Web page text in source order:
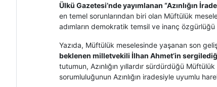
Ülkü Gazetesi’nde yayımlanan “Azınlığın
en temel sorunlarından biri olan Müftülük
adımların demokratik temsil ve inanç
Yazıda, Müftülük meselesinde yaşanan son
beklenen milletvekili İlhan Ahmet’in
tutumun, Azınlığın yıllardır sürdürdüğü
sorumluluğunun Azınlığın iradesiyle uyumlu